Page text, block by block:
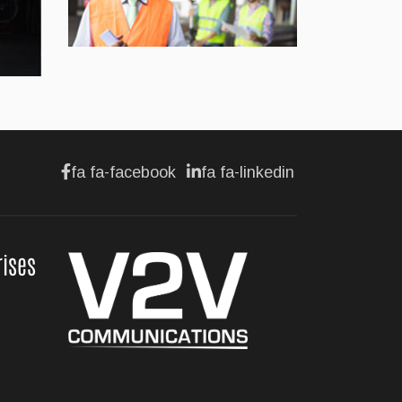
Jul 22, 2026
Premier contact avec le
AFFAIRES
Lotus célèbre l'arrivée
de ses Eletre au
Canada
fa fa-facebook fa fa-linkedin